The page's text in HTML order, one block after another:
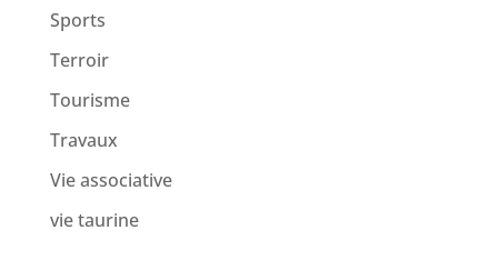
Sports
Terroir
Tourisme
Travaux
Vie associative
vie taurine